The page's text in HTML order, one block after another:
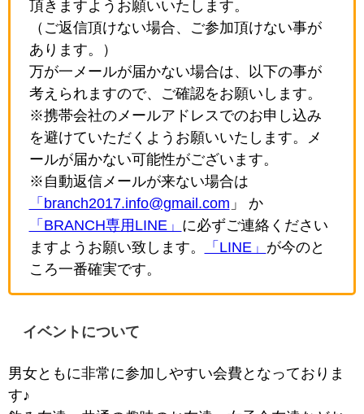
頂きますようお願いいたします。
（ご返信頂けない場合、ご参加頂けない事が
あります。）
万が一メールが届かない場合は、以下の事が
考えられますので、ご確認をお願いします。
※携帯会社のメールアドレスでのお申し込み
を避けていただくようお願いいたします。メ
ールが届かない可能性がございます。
※自動返信メールが来ない場合は
「branch2017.info@gmail.com 」 か
「BRANCH専用LINE」 に必ずご連絡ください
ますようお願い致します。
「LINE」 が今のと
ころ一番確実です。
イベントについて
男女ともに非常に参加しやすい会費となっておりま
す♪